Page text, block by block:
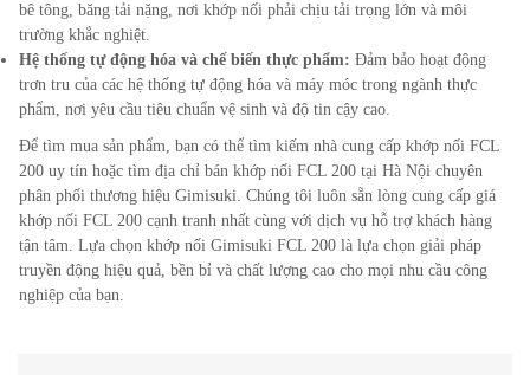
bê tông, băng tải nặng, nơi khớp nối phải chịu tải trọng lớn và môi
trường khắc nghiệt.
Hệ thống tự động hóa và chế biến thực phẩm: Đảm bảo hoạt động
trơn tru của các hệ thống tự động hóa và máy móc trong ngành thực
phẩm, nơi yêu cầu tiêu chuẩn vệ sinh và độ tin cậy cao.
Để tìm mua sản phẩm, bạn có thể tìm kiếm nhà cung cấp khớp nối FCL
200 uy tín hoặc tìm địa chỉ bán khớp nối FCL 200 tại Hà Nội chuyên
phân phối thương hiệu Gimisuki. Chúng tôi luôn sẵn lòng cung cấp giá
khớp nối FCL 200 cạnh tranh nhất cùng với dịch vụ hỗ trợ khách hàng
tận tâm. Lựa chọn khớp nối Gimisuki FCL 200 là lựa chọn giải pháp
truyền động hiệu quả, bền bỉ và chất lượng cao cho mọi nhu cầu công
nghiệp của bạn.